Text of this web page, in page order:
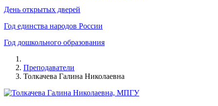
День открытых дверей
Год единства народов России
Год дошкольного образования
Преподаватели
Толкачева Галина Николаевна